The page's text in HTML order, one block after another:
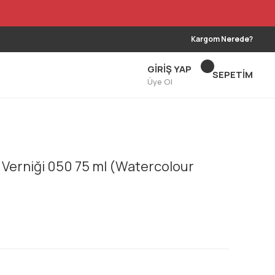
Kargom Nerede?
GİRİŞ YAP
Üye Ol
SEPETİM
050 75 ml (Watercolour